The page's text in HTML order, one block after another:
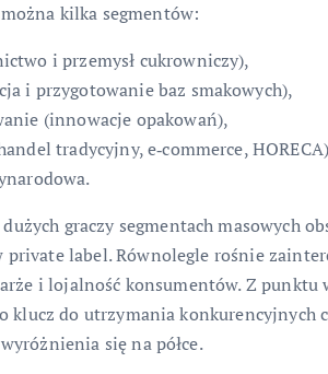
kilka segmentów:
i przemysł cukrowniczy),
i przygotowanie baz smakowych),
(innowacje opakowań),
tradycyjny, e‑commerce,
graczy segmentach masowych
label. Równolegle rośnie
i lojalność konsumentów. Z punktu
klucz do utrzymania konkurencyjnych
się na półce.